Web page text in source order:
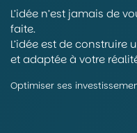
L’idée n’est jamais de
faite.
L’idée est de
et adaptée à votre
Optimiser ses